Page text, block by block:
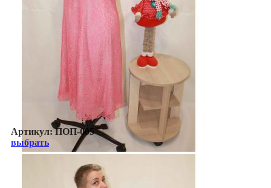
Артикул:ПОП-005
выбрать